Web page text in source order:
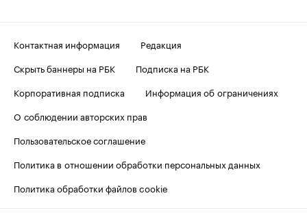
Контактная информация
Редакция
Скрыть баннеры на РБК
Подписка на РБК
Корпоративная подписка
Информация об ограничениях
О соблюдении авторских прав
Пользовательское соглашение
Политика в отношении обработки персональных данных
Политика обработки файлов cookie